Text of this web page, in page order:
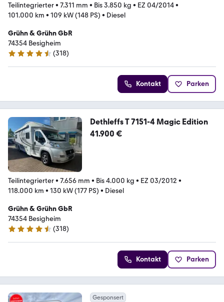
Teilintegrierter• 7.311 mm • Bis 3.850 kg • EZ 04/2014•
101.000 km • 109 kW (148 PS) • Diesel
Grühn & Grühn GbR
74354 Besigheim
4.6 Sterne
(318)
Kontakt Parken
Dethleffs T 7151-4 Magic Edition
41.900 €
Teilintegrierter• 7.656 mm • Bis 4.000 kg • EZ 03/2012 •
118.000 km • 130 kW (177 PS) • Diesel
Grühn & Grühn GbR
74354 Besigheim
4.6 Sterne
(318)
Kontakt Parken
Gesponsert